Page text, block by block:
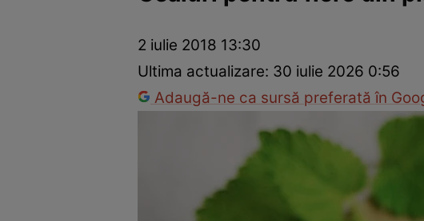
Dezvoltare personalăÎngrijire personală
2 iulie 2018 13:30
Ultima actualizare: 30 iulie 2026 0:56
Adaugă-ne ca sursă preferată în